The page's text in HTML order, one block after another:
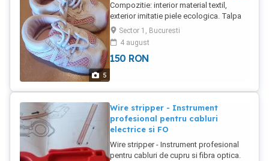
5
Compozitie: interior material textil,
exterior imitatie piele ecologica. Talpa
cauciuc moale confortabil. Bonus
batista bebe.
Sector 1, Bucuresti
4 august
150 RON
Wire stripper - Instrument
profesional pentru cabluri
electrice si FO
Wire stripper - Instrument profesional
pentru cabluri de cupru si fibra optica.